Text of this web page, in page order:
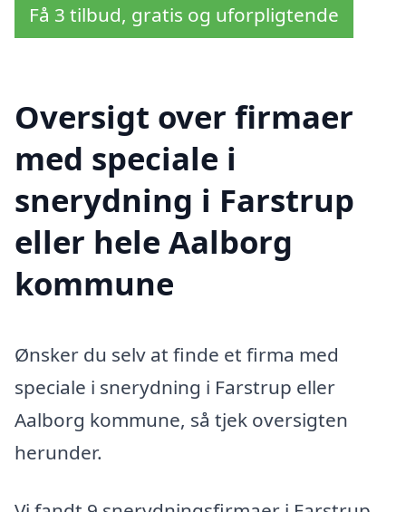
Få 3 tilbud, gratis og uforpligtende
Oversigt over firmaer
med speciale i
snerydning i Farstrup
eller hele Aalborg
kommune
Ønsker du selv at finde et firma med
speciale i snerydning i Farstrup eller
Aalborg kommune, så tjek oversigten
herunder.